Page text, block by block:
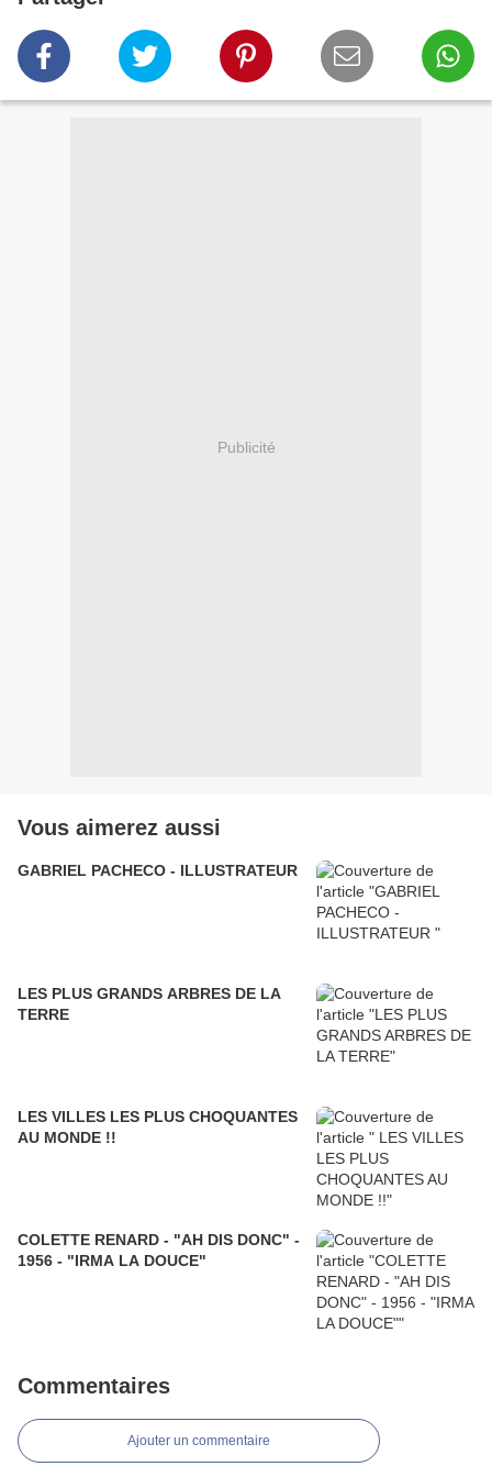
Publicité
Vous aimerez aussi
GABRIEL PACHECO - ILLUSTRATEUR
LES PLUS GRANDS ARBRES DE LA
TERRE
LES VILLES LES PLUS CHOQUANTES
AU MONDE !!
COLETTE RENARD - "AH DIS DONC" -
1956 - "IRMA LA DOUCE"
Commentaires
Ajouter un commentaire